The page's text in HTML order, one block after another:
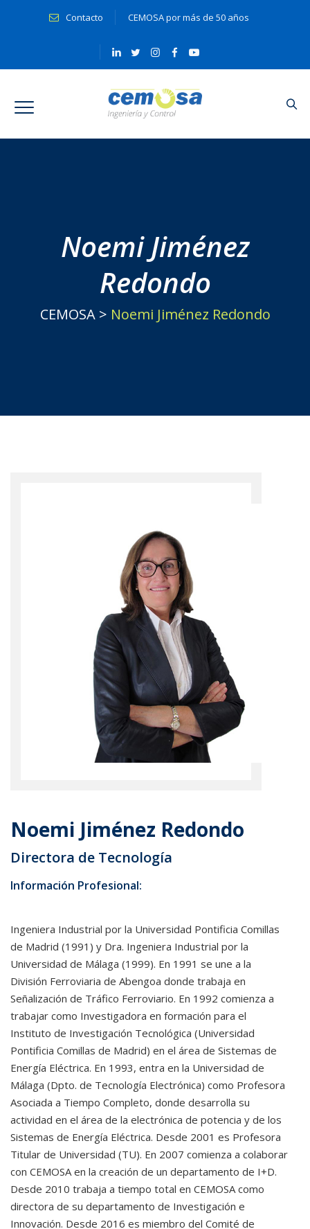
Contacto CEMOSA por más de 50 años
Noemi Jiménez
Redondo
CEMOSA> Noemi Jiménez Redondo
Noemi Jiménez Redondo
Directora de Tecnología
Información Profesional:
Ingeniera Industrial por la Universidad Pontificia Comillas
de Madrid (1991) y Dra. Ingeniera Industrial por la
Universidad de Málaga (1999). En 1991 se une a la
División Ferroviaria de Abengoa donde trabaja en
Señalización de Tráfico Ferroviario. En 1992 comienza a
trabajar como Investigadora en formación para el
Instituto de Investigación Tecnológica (Universidad
Pontificia Comillas de Madrid) en el área de Sistemas de
Energía Eléctrica. En 1993, entra en la Universidad de
Málaga (Dpto. de Tecnología Electrónica) como Profesora
Asociada a Tiempo Completo, donde desarrolla su
actividad en el área de la electrónica de potencia y de los
Sistemas de Energía Eléctrica. Desde 2001 es Profesora
Titular de Universidad (TU). En 2007 comienza a colaborar
con CEMOSA en la creación de un departamento de I+D.
Desde 2010 trabaja a tiempo total en CEMOSA como
directora de su departamento de Investigación e
Innovación. Desde 2016 es miembro del Comité de